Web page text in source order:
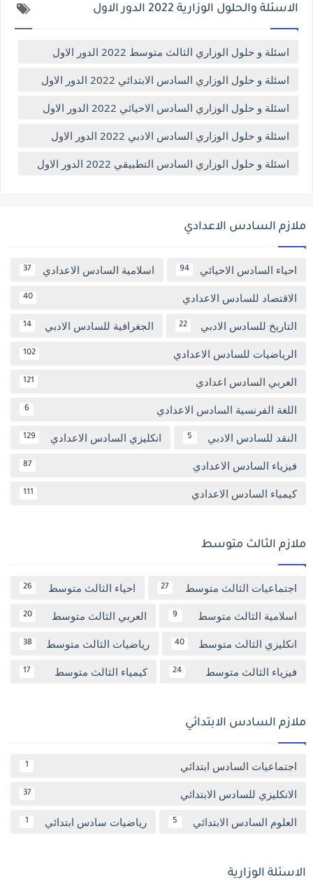
الاسئلة والحلول الوزارية 2022 الدور الاول
اسئلة و حلول الوزاري الثالث متوسط 2022 الدور الاول
اسئلة و حلول الوزاري السادس الابتدائي 2022 الدور الاول
اسئلة و حلول الوزاري السادس الاحيائي 2022 الدور الاول
اسئلة و حلول الوزاري السادس الادبي 2022 الدور الاول
اسئلة و حلول الوزاري السادس التطبيقي 2022 الدور الاول
ملازم السادس الاعدادي
احياء السادس الاحيائي 94 اسلامية السادس الاعدادي 37
الاقتصاد للسادس الاعدادي 40
التاريخ للسادس الادبي 22 الجغرافية للسادس الادبي 14
الرياضيات للسادس الاعدادي 102
العربي السادس اعدادي 121
اللغة الفرنسية السادس الاعدادي 6
النقد للسادس الادبي 5 انكليزي السادس الاعدادي 129
فيزياء السادس الاعدادي 87
كيمياء السادس الاعدادي 111
ملازم الثالث متوسط
اجتماعيات الثالث متوسط 27 احياء الثالث متوسط 26
اسلامية الثالث متوسط 9 العربي الثالث متوسط 20
انكليزي الثالث متوسط 40 رياضيات الثالث متوسط 38
فيزياء الثالث متوسط 24 كيمياء الثالث متوسط 17
ملازم السادس الابتدائي
اجتماعيات السادس ابتدائي 1
الانكليزي للسادس الابتدائي 37
العلوم السادس الابتدائي 5 رياضيات سادس ابتدائي 1
الاسئلة الوزارية